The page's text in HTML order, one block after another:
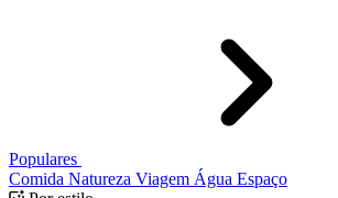
Populares
Comida Natureza Viagem Água Espaço